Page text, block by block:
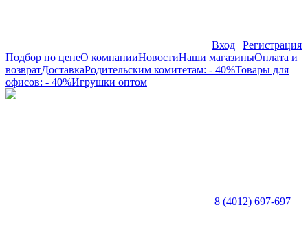
Вход | Регистрация
Подбор по ценеО компанииНовостиНаши магазиныОплата и
возвратДоставкаРодительским комитетам: - 40%Товары для
офисов: - 40%Игрушки оптом
8 (4012) 697-697